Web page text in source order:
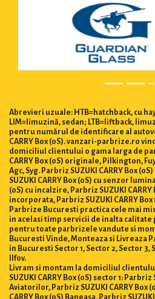
Abrevieri uzuale: HTB=hatchback, cu
LIM=limuzină, sedan; LTB=liftback,
pentru numărul de identificare al
CARRY Box (0S). vanzari-parbrize.ro
domiciliul clientului o gama larga de
CARRY Box (0S) originale, Pilkington,
Agc, Syg. Parbriz SUZUKI CARRY Box
SUZUKI CARRY Box (0S) cu senzor
(0S) cu incalzire, Parbriz SUZUKI
incorporata, Parbriz SUZUKI CARRY
Parbrize Bucuresti practica cele mai
in acelasi timp servicii de inalta calitate
pentru toate parbrizele vandute si
Bucuresti Vinde, Monteaza si Livreaza
in Bucuresti Sector 1, Sector 2, Sector 3,
Ilfov.
Livram si montam la domiciliul
SUZUKI CARRY Box (0S) sector 1: Parbriz
Aviatorilor, Parbriz SUZUKI CARRY Box
CARRY Box (0S) Baneasa, Parbriz